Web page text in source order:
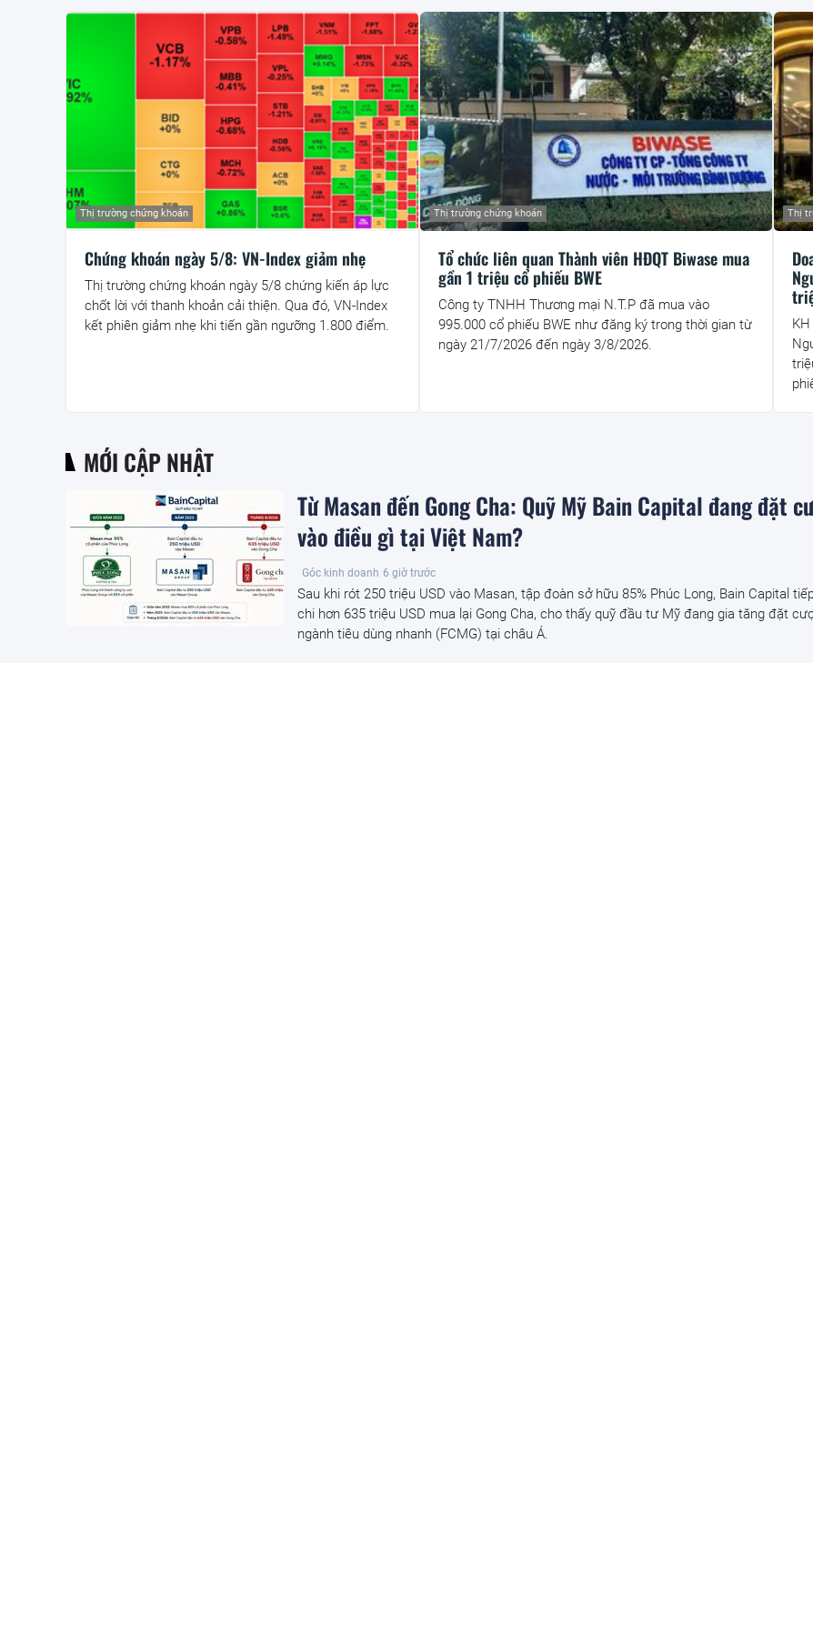
Chứng khoán ngày 5/8: VN-Index giảm nhẹ
Thị trường chứng khoán
Thị trường chứng khoán ngày 5/8 chứng kiến áp lực
chốt lời với thanh khoản cải thiện. Qua đó, VN-Index
kết phiên giảm nhẹ khi tiến gần ngưỡng 1.800 điểm.
Tổ chức liên quan Thành viên HĐQT Biwase mua
gần 1 triệu cổ phiếu BWE
Thị trường chứng khoán
Công ty TNHH Thương mại N.T.P đã mua vào
995.000 cổ phiếu BWE như đăng ký trong thời gian từ
ngày 21/7/2026 đến ngày 3/8/2026.
Thị
MỚI CẬP NHẬT
Từ Masan đến Gong Cha: Quỹ Mỹ Bain Capital đang đặt
vào điều gì tại Việt Nam?
Góc kinh doanh 6 giờ trước
Sau khi rót 250 triệu USD vào Masan, tập đoàn sở hữu 85% Phúc Long, Bain Capital
chi hơn 635 triệu USD mua lại Gong Cha, cho thấy quỹ đầu tư Mỹ đang gia tăng đặt
ngành tiêu dùng nhanh (FCMG) tại châu Á.